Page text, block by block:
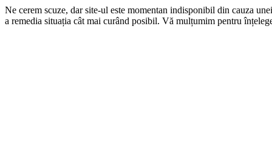
Ne cerem scuze, dar site-ul este momentan indisponibil din cauza
a remedia situația cât mai curând posibil. Vă mulțumim pentru